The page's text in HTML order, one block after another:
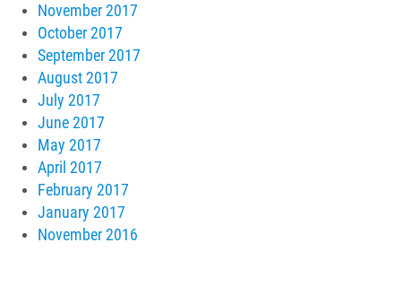
November 2017
October 2017
September 2017
August 2017
July 2017
June 2017
May 2017
April 2017
February 2017
January 2017
November 2016